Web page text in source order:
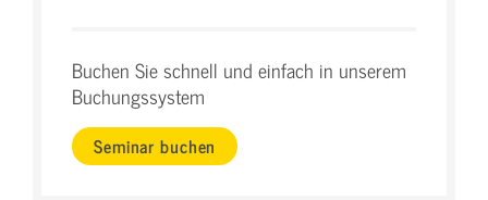
Buchen Sie schnell und einfach in unserem
Buchungssystem
Seminar buchen